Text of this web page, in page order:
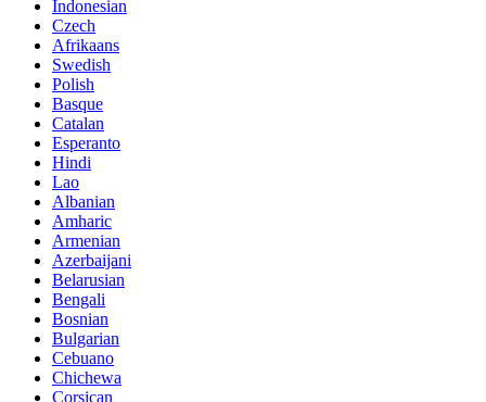
Indonesian
Czech
Afrikaans
Swedish
Polish
Basque
Catalan
Esperanto
Hindi
Lao
Albanian
Amharic
Armenian
Azerbaijani
Belarusian
Bengali
Bosnian
Bulgarian
Cebuano
Chichewa
Corsican